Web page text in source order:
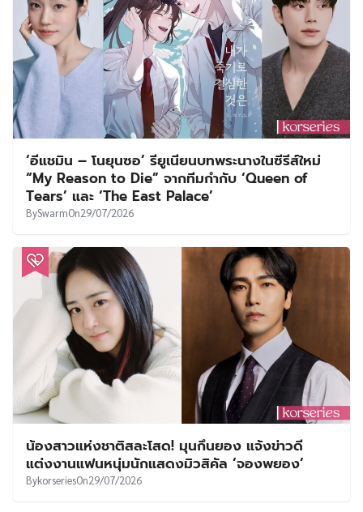
‘อีแชมิน – โนยุนซอ’ รียูเนียนบทพระนางในซีรีส์ใหม่
“My Reason to Die” จากทีมกำกับ ‘Queen of
Tears’ และ ‘The East Palace’
BySwarmOn29/07/2026
น้องสาวแห่งชาติสละโสด! มุนกึนยอง แจ้งข่าวดี
แต่งงานแฟนหนุ่มนักแสดงมิวสิคัล ‘จองพยอง’
BykorseriesOn29/07/2026